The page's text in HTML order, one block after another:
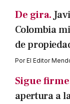
De gira.
Colombia
de
PorEl Editor
Sigue
apertura a